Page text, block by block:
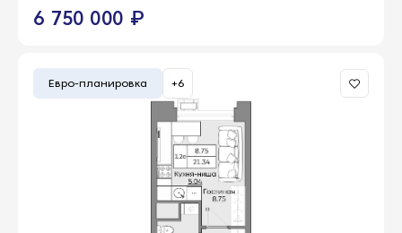
6 750 000 ₽
Евро-планировка +6